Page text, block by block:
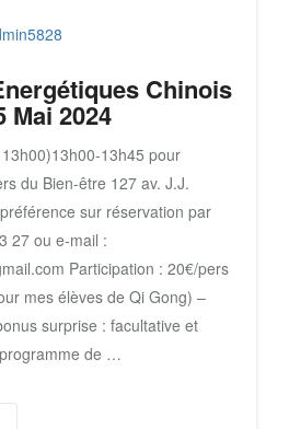
Chinois
Mai 2024
13h45 pour
du Bien-être 127 av. J.J.
sur réservation par
27 ou e-mail :
Participation : 20€/pers
mes élèves de Qi Gong) –
surprise : facultative et
de …